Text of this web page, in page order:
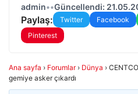
admin••Güncellendi:
Paylaş: Twitter Facebook
Pinterest
Ana sayfa › Forumlar › Dünya ›
gemiye asker çıkardı